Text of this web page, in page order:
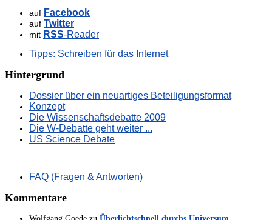
auf Facebook
auf Twitter
mit RSS-Reader
Tipps: Schreiben für das Internet
Hintergrund
Dossier über ein neuartiges Beteiligungsformat
Konzept
Die Wissenschaftsdebatte 2009
Die W-Debatte geht weiter ...
US Science Debate
FAQ (Fragen & Antworten)
Kommentare